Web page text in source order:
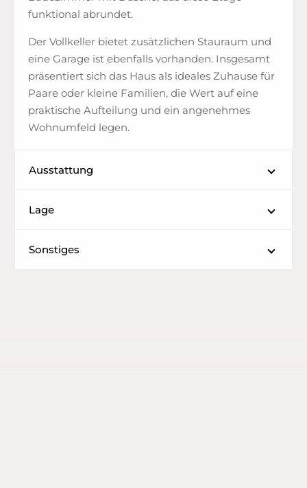
funktional abrundet.
Der Vollkeller bietet zusätzlichen Stauraum und
eine Garage ist ebenfalls vorhanden. Insgesamt
präsentiert sich das Haus als ideales Zuhause für
Paare oder kleine Familien, die Wert auf eine
praktische Aufteilung und ein angenehmes
Wohnumfeld legen.
Ausstattung
Lage
Sonstiges